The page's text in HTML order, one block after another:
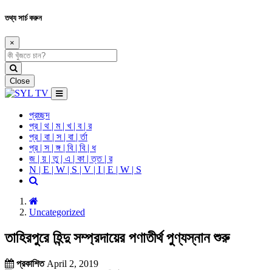
তথ্য সার্চ করুন
×
Close
প্রচ্ছদ
প্র | থ | ম | খ | ব | র
প্র | বা | স | বা | র্তা
প্র | স | ঙ্গ | বি | বি | ধ
জ | য় | তু | এ | কা | ত্ত | র
N | E | W | S | V | I | E | W | S
Uncategorized
তাহিরপুরে হিন্দু সম্প্রদায়ের পণাতীর্থ পুণ্যস্নান শুরু
প্রকাশিতApril 2, 2019